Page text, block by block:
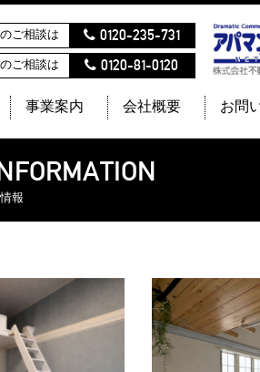
ご相談は 0120-235-731
ご相談は 0120-81-0120
事業案内 会社概要 お問
報